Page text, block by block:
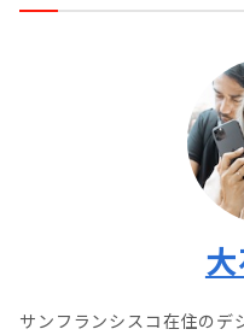
サンフランシスコ在住のデ